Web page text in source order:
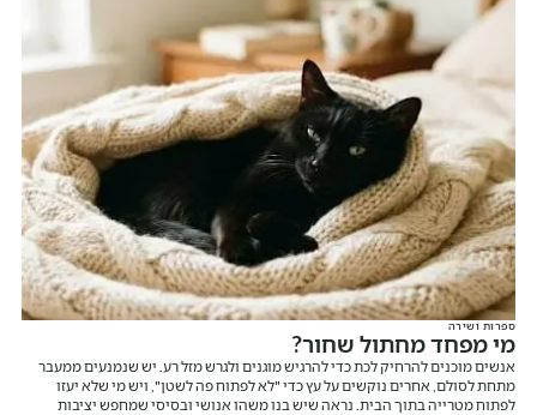
ספרות ושירה
מי מפחד מחתול שחור?
אנשים מוכנים להרחיק לכת כדי להרגיש מוגנים ולגרש מזל רע. יש שנמנעים ממעבר
מתחת לסולם, אחרים נוקשים על עץ כדי "לא לפתוח פה לשטן", ויש מי שלא יעזו
לפתוח מטרייה בתוך הבית. נראה שיש בנו משהו אנושי ובסיסי שמחפש יציבות